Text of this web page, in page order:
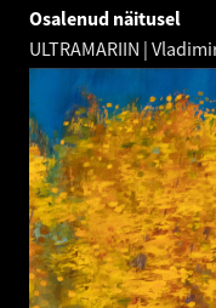
Osalenud näitusel
ULTRAMARIIN |